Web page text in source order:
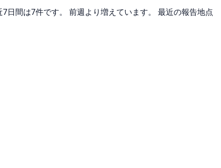
間は7件です。 前週より増えています。 最近の報告地点